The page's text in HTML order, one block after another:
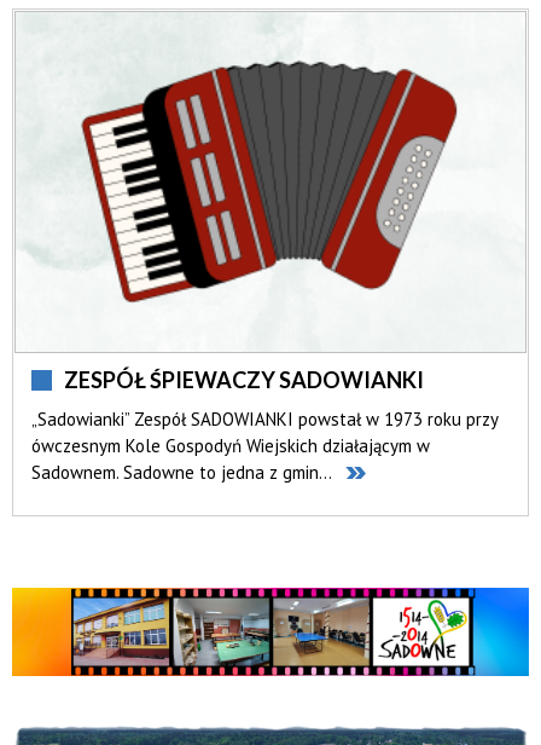
ZESPÓŁ ŚPIEWACZY SADOWIANKI
„Sadowianki” Zespół SADOWIANKI powstał w 1973 roku przy
ówczesnym Kole Gospodyń Wiejskich działającym w
Sadownem. Sadowne to jedna z gmin...